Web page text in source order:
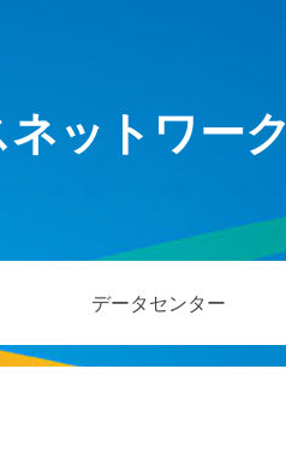
ネットワーク
データセンター